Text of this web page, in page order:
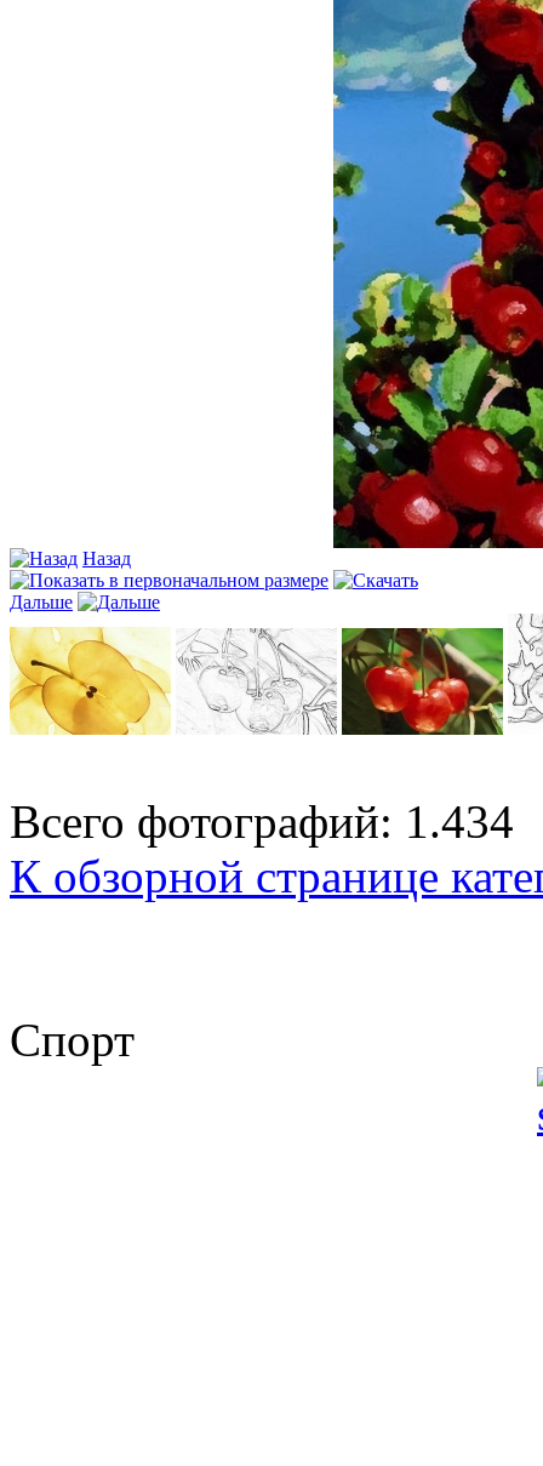
Назад
Дальше
Всего фотографий: 1.434
К обзорной странице
Спорт